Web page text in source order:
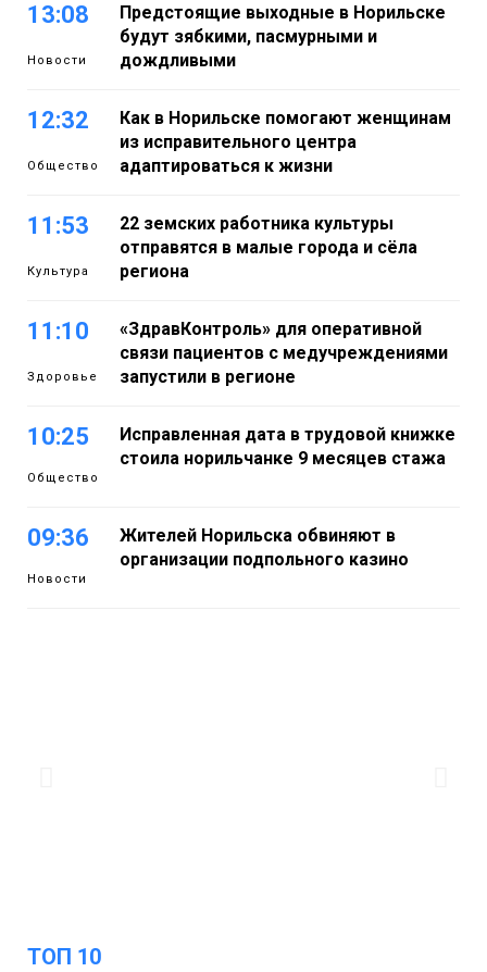
13:08
Новости
Предстоящие выходные в Норильске
будут зябкими, пасмурными и
дождливыми
12:32
Общество
Как в Норильске помогают женщинам
из исправительного центра
адаптироваться к жизни
11:53
Культура
22 земских работника культуры
отправятся в малые города и сёла
региона
11:10
Здоровье
«ЗдравКонтроль» для оперативной
связи пациентов с медучреждениями
запустили в регионе
10:25
Общество
Исправленная дата в трудовой книжке
стоила норильчанке 9 месяцев стажа
09:36
Новости
Жителей Норильска обвиняют в
организации подпольного казино
ТОП 10